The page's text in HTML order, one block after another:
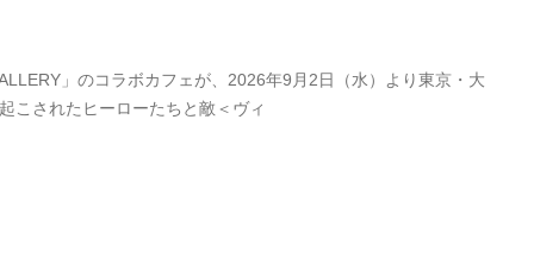
」のコラボカフェが、2026年9月2日（水）より東京・大
こされたヒーローたちと敵＜ヴィ